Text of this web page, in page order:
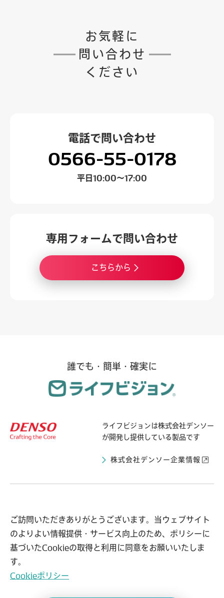
お気軽に
問い合わせ
ください
電話で 問い合わせ
0566-55-0178
平日 10:00～17:00
専用フォームで 問い合わせ
こちらから
誰でも・簡単・確実に
ライフビジョンは株式会社デンソー
が開発し提供している製品です
株式会社デンソー企業情報
ライフビジョンとは 導入自治体の声
事例紹介 お知らせ
ご訪問いただきありがとうございます。当ウェブサイト
のよりよい情報提供・サービス向上のため、ポリシーに
基づいたCookieの取得と利用に同意をお願いいたしま
す。
Cookieポリシー